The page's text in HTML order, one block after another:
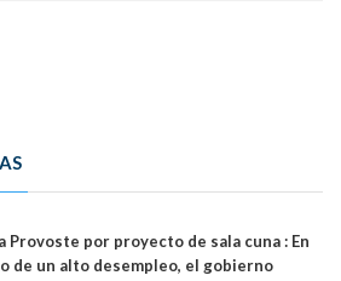
Provoste por proyecto de sala cuna : En
de un alto desempleo, el gobierno